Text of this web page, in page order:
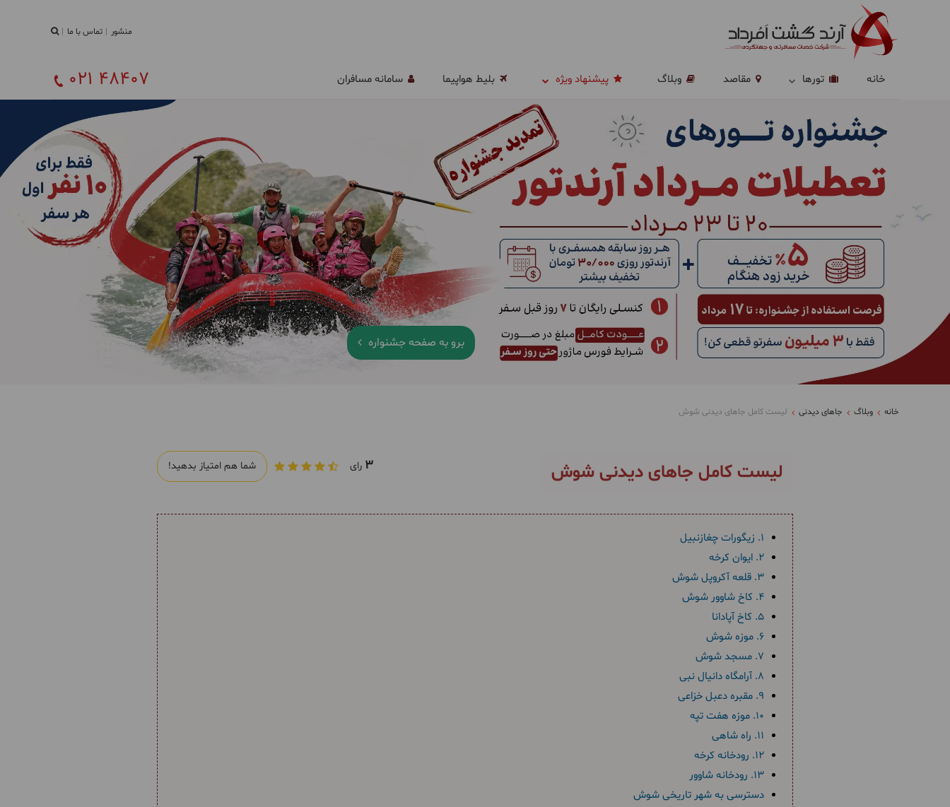
منشور تماس با ما
خانه تورها مقاصد وبلاگ پیشنهاد ویژه بلیط هواپیما سامانه مسافران 021 48407
برو به صفحه جشنواره
خانه وبلاگ جاهای دیدنی لیست کامل جاهای دیدنی شوش
لیست کامل جاهای دیدنی شوش 3 رای شما هم امتیاز بدهید!
1. زیگورات چغازنبیل
2. ایوان کرخه
3. قلعه آکروپل شوش
4. کاخ شاوور شوش
5. کاخ آپادانا
6. موزه شوش
7. مسجد شوش
8. آرامگاه دانیال نبی
9. مقبره دعبل خزاعی
10. موزه هفت تپه
11. راه شاهی
12. رودخانه کرخه
13. رودخانه شاوور
دسترسی به شهر تاریخی شوش